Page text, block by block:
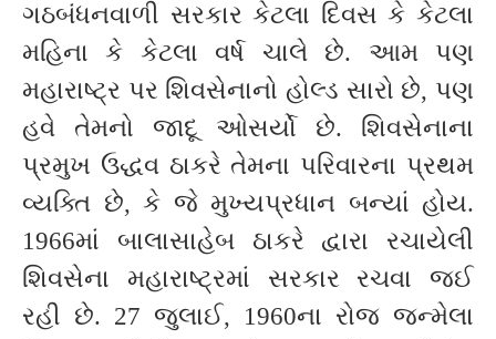
ગઠબંધનવાળી સરકાર કેટલા દિવસ કે કેટલા
મહિના કે કેટલા વર્ષ ચાલે છે. આમ પણ
મહારાષ્ટ્ર પર શિવસેનાનો હોલ્ડ સારો છે, પણ
હવે તેમનો જાદૂ ઓસર્યો છે. શિવસેનાના
પ્રમુખ ઉદ્ધવ ઠાકરે તેમના પરિવારના પ્રથમ
વ્યક્તિ છે, કે જે મુખ્યપ્રધાન બન્યાં હોય.
1966માં બાલાસાહેબ ઠાકરે દ્વારા રચાયેલી
શિવસેના મહારાષ્ટ્રમાં સરકાર રચવા જઈ
રહી છે. 27 જુલાઈ, 1960ના રોજ જન્મેલા